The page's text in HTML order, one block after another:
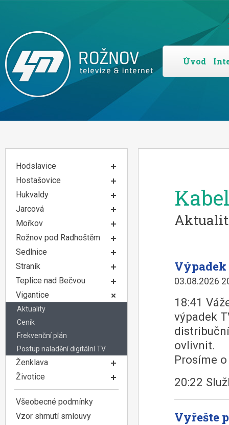
Úvod
Hodslavice
Hostašovice
Hukvaldy
Jarcová
Mořkov
Rožnov pod Radhoštěm
Sedlnice
Straník
Teplice nad Bečvou
Vigantice
Aktuality
Ceník
Frekvenční plán
Postup naladění digitální TV
Ženklava
Životice
Všeobecné podmínky
Vzor shrnutí smlouvy
Výpadek
03.08.2026
18:41
výpadek
ovlivnit.
Prosíme
20:22
Vyřešte